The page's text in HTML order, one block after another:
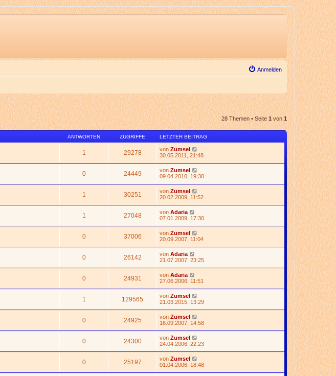
Anmelden
28 Themen • Seite1 von1
ANTWORTEN ZUGRIFFE LETZTER BEITRAG
1 29278 von Zumsel
30.05.2011, 21:48
0 24449 von Zumsel
09.04.2010, 19:30
1 30251 von Zumsel
20.02.2009, 11:52
1 27048 von Adaria
07.01.2009, 17:30
0 37006 von Zumsel
20.09.2007, 11:04
0 26142 von Adaria
21.07.2007, 23:25
0 24931 von Adaria
27.06.2006, 11:51
1 129565 von Zumsel
21.03.2015, 13:29
0 24925 von Zumsel
16.09.2007, 14:58
0 24300 von Zumsel
24.04.2006, 22:23
0 25197 von Zumsel
01.04.2006, 18:48